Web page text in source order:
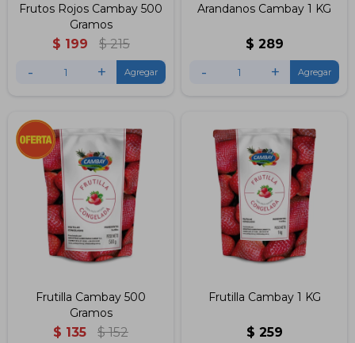
Frutos Rojos Cambay 500
Gramos
$ 199 $ 215
- +
Arandanos Cambay 1 KG
$ 289
- +
Frutilla Cambay 500
Gramos
$ 135 $ 152
Frutilla Cambay 1 KG
$ 259